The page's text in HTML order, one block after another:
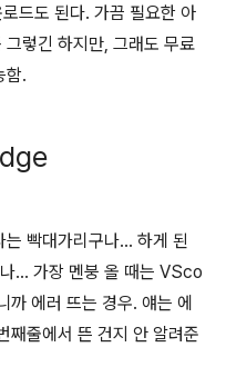
드도 된다. 가끔 필요한 아
렇긴 하지만, 그래도 무료
함.
는 빡대가리구나… 하게 된
… 가장 멘붕 올 때는 VSco
에러 뜨는 경우. 얘는 에
째줄에서 뜬 건지 안 알려준